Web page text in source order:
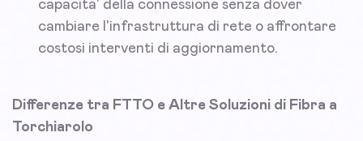
capacita' della connessione senza dover
cambiare l'infrastruttura di rete o affrontare
costosi interventi di aggiornamento.
Differenze tra FTTO e Altre Soluzioni di Fibra a
Torchiarolo